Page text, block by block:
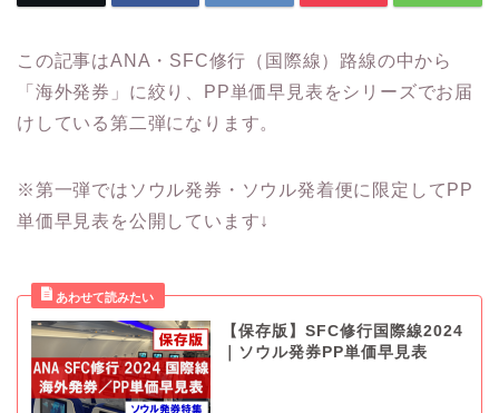
この記事はANA・SFC修行（国際線）路線の中から
「海外発券」に絞り、PP単価早見表をシリーズでお届
けしている第二弾になります。
※第一弾ではソウル発券・ソウル発着便に限定してPP
単価早見表を公開しています↓
【保存版】SFC修行国際線2024
｜ソウル発券PP単価早見表